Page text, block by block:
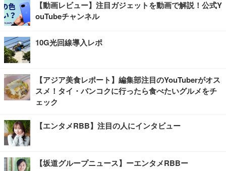
【動画レビュー】注目ガジェットを動画で解説！公式Y
ouTubeチャンネル
10G光回線導入レポ
【アジア美食レポート】編集部注目のYouTuberがオス
スメ！タイ・バンコクに行ったら食べたいグルメをチ
ェック
【エンタメRBB】注目の人にインタビュー
【坂道グループニュース】ーエンタメRBBー